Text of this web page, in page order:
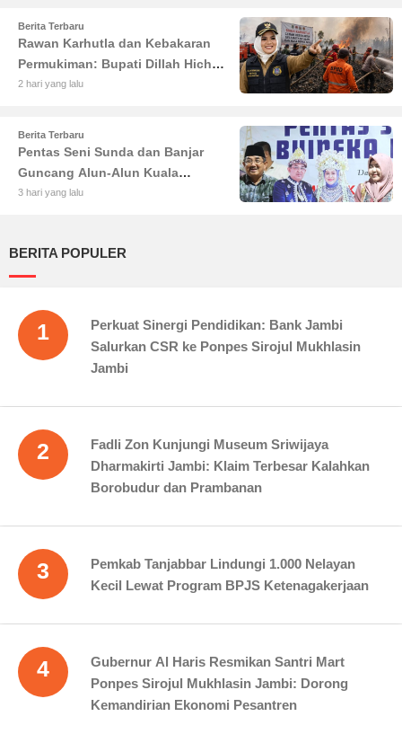
Berita Terbaru
Rawan Karhutla dan Kebakaran
Permukiman: Bupati Dillah Hich
Larang Camat Tinggalkan Wilayah
2 hari yang lalu
Berita Terbaru
Pentas Seni Sunda dan Banjar
Guncang Alun-Alun Kuala
Tungkal: Warga Tumpah Ruah
3 hari yang lalu
BERITA POPULER
1
Perkuat Sinergi Pendidikan: Bank Jambi
Salurkan CSR ke Ponpes Sirojul Mukhlasin
Jambi
2
Fadli Zon Kunjungi Museum Sriwijaya
Dharmakirti Jambi: Klaim Terbesar Kalahkan
Borobudur dan Prambanan
3
Pemkab Tanjabbar Lindungi 1.000 Nelayan
Kecil Lewat Program BPJS Ketenagakerjaan
4
Gubernur Al Haris Resmikan Santri Mart
Ponpes Sirojul Mukhlasin Jambi: Dorong
Kemandirian Ekonomi Pesantren